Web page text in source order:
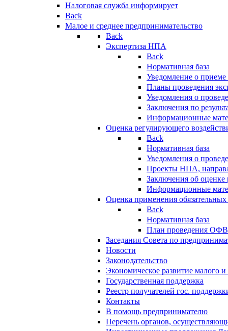
Налоговая служба информирует
Back
Малое и среднее предпринимательство
Back
Экспертиза НПА
Back
Нормативная база
Уведомление о
Планы проведения
Уведомления о
Заключения по
Информационные
Оценка регулирующего
Back
Нормативная база
Уведомления о
Проекты НПА,
Заключения об
Информационные
Оценка применения
Back
Нормативная база
План проведения
Заседания Совета по
Новости
Законодательство
Экономическое развитие малого и
Государственная поддержка
Реестр получателей гос.
Контакты
В помощь предпринимателю
Перечень органов,